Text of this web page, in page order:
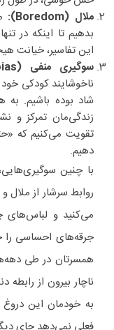
ملال (Boredom):
بدهیم تا اینکه در
این تفاسیر، خیانت
سوگیری منفی (Negativity bias):
ناخوشایند کودکی خود
شاد بوده باشیم.
زندگی‌مان تمرکز و
تقویت می‌کنیم که
دهیم.
با چنین
روابط سرشار از ملال
می‌کنید و
جرقه‌های احساسی را
همسرتان در طی
ناچار بیرون از رابطه
به خودمان این دروغ